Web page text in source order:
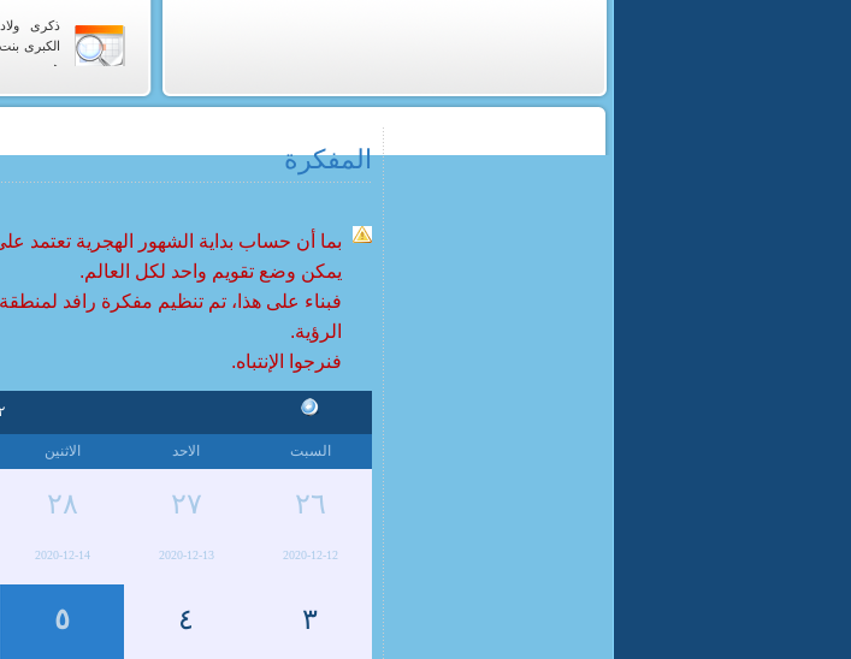
ذكرى
المفکرة
بما أن حساب بداية الشهور الهجرية تعتمد
يمكن وضع تقويم واحد لكل العالم.
فبناء على هذا، تم تنظيم مفكرة رافد لمنطقة
الرؤية.
فنرجوا الإنتباه.
السبت الاحد الاثنين
٢٦
2020-12-12
٢٧
2020-12-13
٢٨
2020-12-14
٣ ٤ ٥